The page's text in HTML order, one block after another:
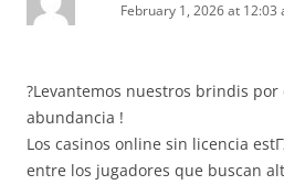
February 1, 2026 at 12:03
?Levantemos nuestros brindis
abundancia !
Los casinos online sin licencia
entre los jugadores que buscan